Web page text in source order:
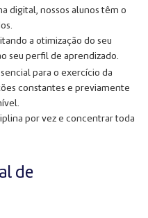
digital, nossos alunos têm o
a otimização do seu
seu perfil de aprendizado.
para o exercício da
constantes e previamente
por vez e concentrar toda
de